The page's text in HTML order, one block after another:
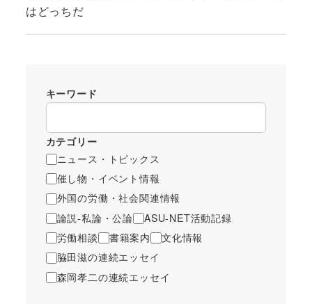
はどっちだ
キーワード
カテゴリー
ニュース・トピックス
催し物・イベント情報
外国の労働・社会関連情報
論説-私論・公論
ASU-NET活動記録
労働相談
書籍案内
文化情報
脇田滋の連続エッセイ
森岡孝二の連続エッセイ